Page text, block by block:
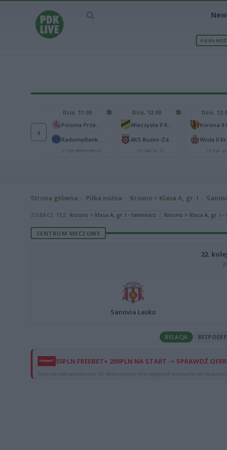
PIŁKA
‹
Polonia Warszawa 1
Chorzów 1
Dziś, 11:00
IV liga podkarpacka
Dziś, 12:00
III liga, gr. IV
Dziś,
Korona II
Wisła II
III liga, gr.
Strona główna Piłka nożna Krosno > Klasa A, gr. I
ZOBACZ TEŻ Krosno > Klasa A, gr. I - terminarz Krosno > Klasa A, gr. I
CENTRUM MECZOWE
22.
Sanovia Lesko
RELACJA
55PLN FREEBET+ 200PLN NA START -> SPRAWDŹ
Tylko dla osób pełnoletnich 18+. Reklamujemy tylko legalnych bukmacherów. Hazard